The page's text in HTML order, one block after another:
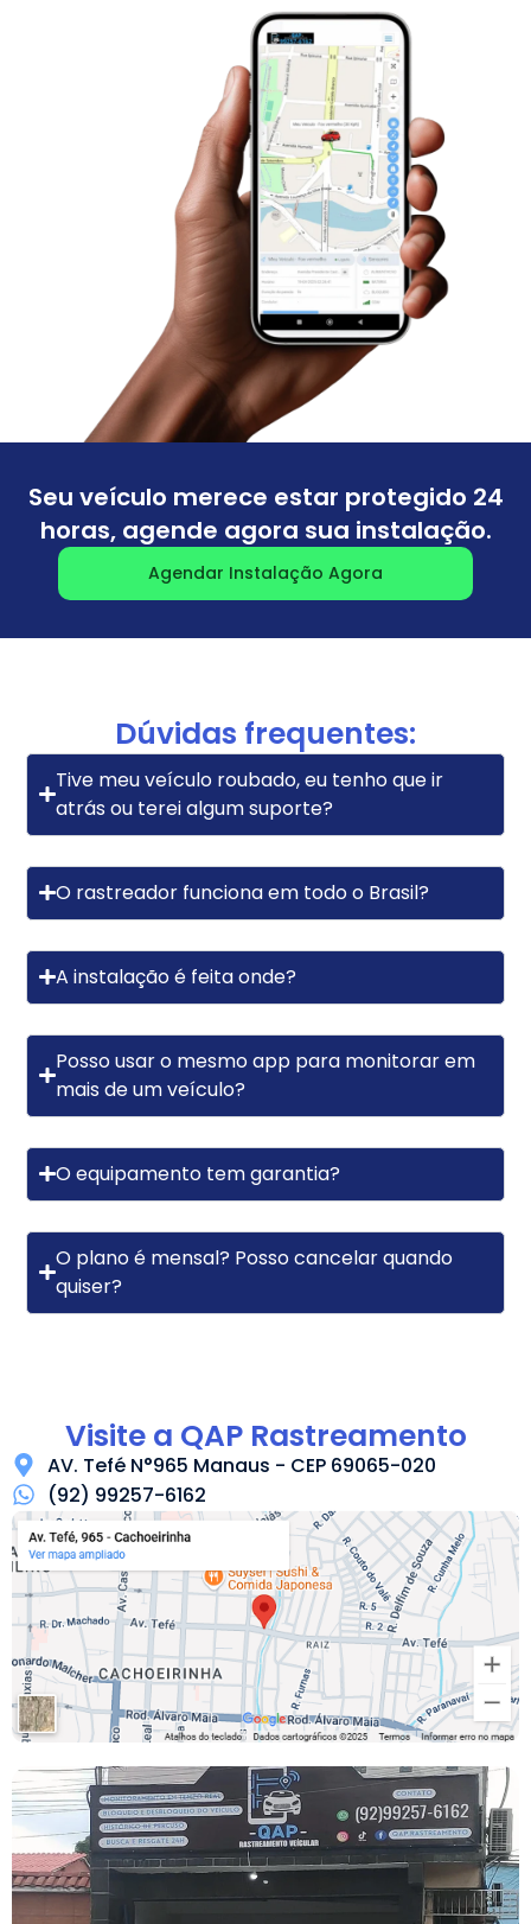
Seu veículo merece estar protegido 24
horas, agende agora sua instalação.
Agendar Instalação Agora
Dúvidas frequentes:
Tive meu veículo roubado, eu tenho que ir
atrás ou terei algum suporte?
O rastreador funciona em todo o Brasil?
A instalação é feita onde?
Posso usar o mesmo app para monitorar em
mais de um veículo?
O equipamento tem garantia?
O plano é mensal? Posso cancelar quando
quiser?
Visite a QAP Rastreamento
AV. Tefé N°965 Manaus - CEP 69065-020
(92) 99257-6162